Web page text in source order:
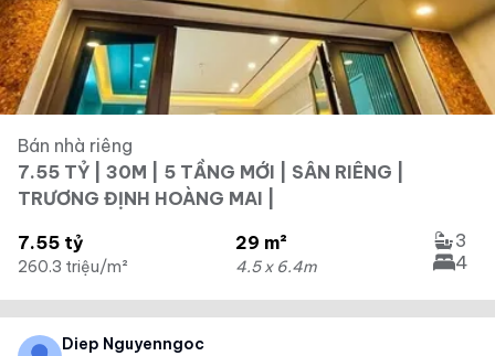
Bán nhà riêng
7.55 TỶ | 30M | 5 TẦNG MỚI | SÂN RIÊNG |
TRƯƠNG ĐỊNH HOÀNG MAI |
7.55 tỷ
260.3 triệu/m²
29 m²
4.5 x 6.4m
3
4
Diep Nguyenngoc